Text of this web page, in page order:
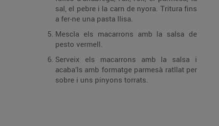
sal, el pebre i la carn de nyora. Tritura fins
a fer-ne una pasta llisa.
Mescla els macarrons amb la salsa de
pesto vermell.
Serveix els macarrons amb la salsa i
acaba’ls amb formatge parmesà ratllat per
sobre i uns pinyons torrats.